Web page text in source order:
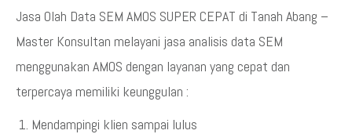
Jasa Olah Data SEM AMOS SUPER CEPAT di Tanah Abang –
Master Konsultan melayani jasa analisis data SEM
menggunakan AMOS dengan layanan yang cepat dan
terpercaya memiliki keunggulan :
Mendampingi klien sampai lulus